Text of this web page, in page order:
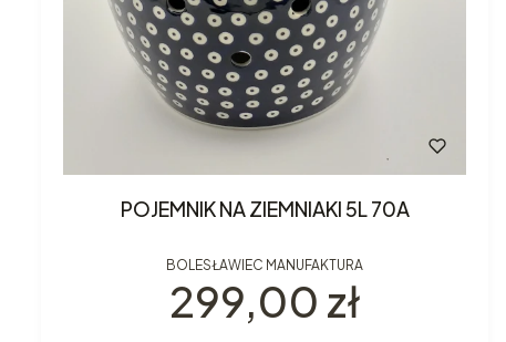
POJEMNIK NA ZIEMNIAKI 5L 70A
BOLESŁAWIEC MANUFAKTURA
Cena
299,00 zł